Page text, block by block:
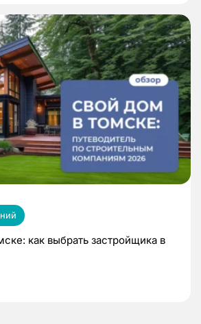
как выбрать застройщика в